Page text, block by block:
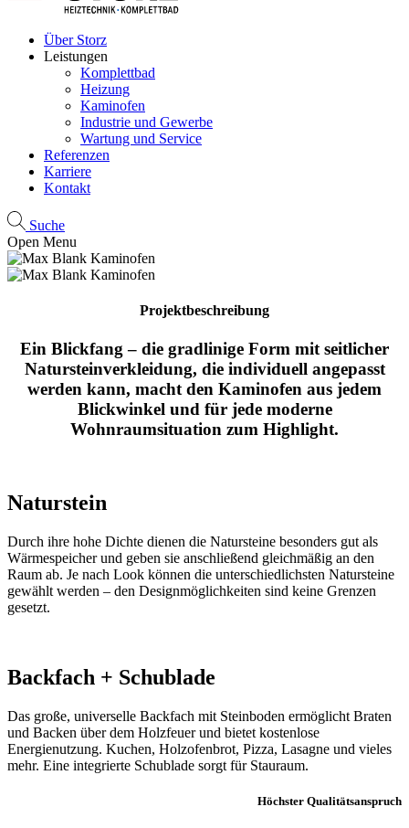
Über Storz
Leistungen
Komplettbad
Heizung
Kaminofen
Industrie und Gewerbe
Wartung und Service
Referenzen
Karriere
Kontakt
Suche
Open Menu
Projektbeschreibung
Ein Blickfang – die gradlinige Form mit seitlicher
Natursteinverkleidung, die individuell angepasst
werden kann, macht den Kaminofen aus jedem
Blickwinkel und für jede moderne
Wohnraumsituation zum Highlight.
Naturstein
Durch ihre hohe Dichte dienen die Natursteine besonders gut als
Wärmespeicher und geben sie anschließend gleichmäßig an den
Raum ab. Je nach Look können die unterschiedlichsten Natursteine
gewählt werden – den Designmöglichkeiten sind keine Grenzen
gesetzt.
Backfach + Schublade
Das große, universelle Backfach mit Steinboden ermöglicht Braten
und Backen über dem Holzfeuer und bietet kostenlose
Energienutzung. Kuchen, Holzofenbrot, Pizza, Lasagne und vieles
mehr. Eine integrierte Schublade sorgt für Stauraum.
Höchster Qualitätsanspruch